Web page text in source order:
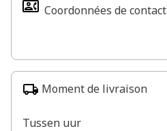
Coordonnées de contact
Moment de livraison
Tussen uur